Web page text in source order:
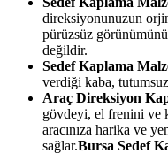
direksiyonunuzun
pürüzsüz
değildir.
Sedef Kaplama
verdiği kaba,
Araç Direksiyon
gövdeyi, el frenini ve
aracınıza harika ve
sağlar.Bursa Sedef